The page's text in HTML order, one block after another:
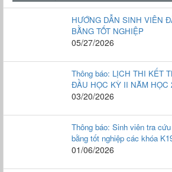
HƯỚNG DẪN SINH VIÊN
BẰNG TỐT NGHIỆP
05/27/2026
Thông báo: LỊCH THI KẾT
ĐẦU HỌC KỲ II NĂM HỌC
03/20/2026
Thông báo: Sinh viên tra
bằng tốt nghiệp các khóa
01/06/2026